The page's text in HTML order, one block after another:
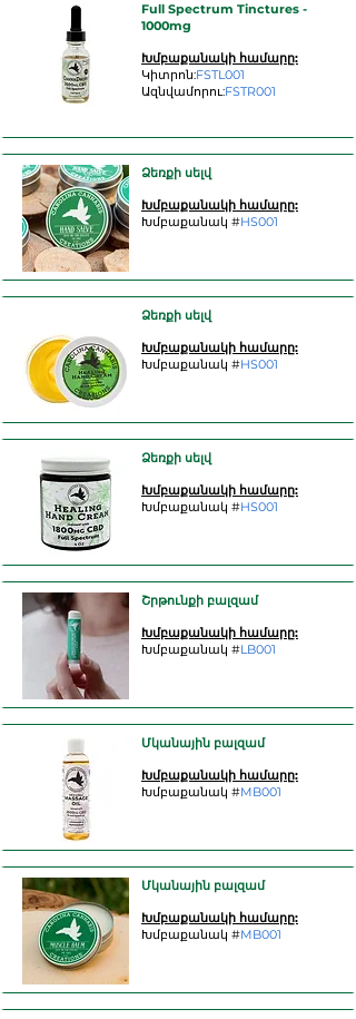
Full Spectrum Tinctures -
1000mg
Խմբաքանակի համարը:
Կիտրոն:FSTL001
Ազնվամորու:FSTR001
Ձեռքի սելվ
Խմբաքանակի համարը:
Խմբաքանակ #HS001
Ձեռքի սելվ
Խմբաքանակի համարը:
Խմբաքանակ #HS001
Ձեռքի սելվ
Խմբաքանակի համարը:
Խմբաքանակ #HS001
Շրթունքի բալզամ
Խմբաքանակի համարը:
Խմբաքանակ #LB001
Մկանային բալզամ
Խմբաքանակի համարը:
Խմբաքանակ #MB001
Մկանային բալզամ
Խմբաքանակի համարը:
Խմբաքանակ #MB001